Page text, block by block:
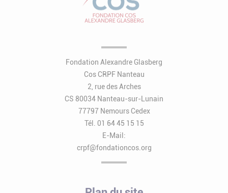
Fondation Alexandre Glasberg
Cos CRPF Nanteau
2, rue des Arches
CS 80034 Nanteau-sur-Lunain
77797 Nemours Cedex
Tél. 01 64 45 15 15
E-Mail:
crpf@fondationcos.org